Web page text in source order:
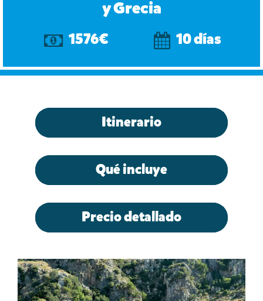
y Grecia
1576€ 10 días
Itinerario
Qué incluye
Precio detallado